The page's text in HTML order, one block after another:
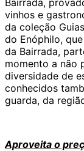
vinhos e
da coleção
do Enóphilo,
da Bairrada,
momento a não
diversidade de
conhecidos
guarda, da
Aproveita o